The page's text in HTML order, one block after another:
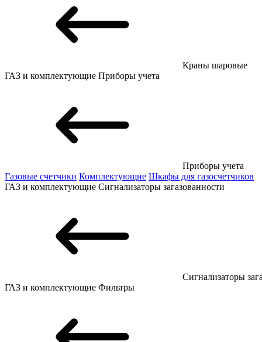
Краны шаровые
ГАЗ и комплектующие Приборы учета
Приборы учета
Газовые счетчики Комплектующие Шкафы для газосчетчиков
ГАЗ и комплектующие Сигнализаторы загазованности
Сигнализаторы
ГАЗ и комплектующие Фильтры